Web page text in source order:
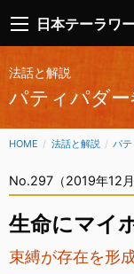
日本テーラワ
法話と解説
パティパダ
HOME 法話と解説 パ
No.297（2019年12月
生命にマイ
束縛が存在を形